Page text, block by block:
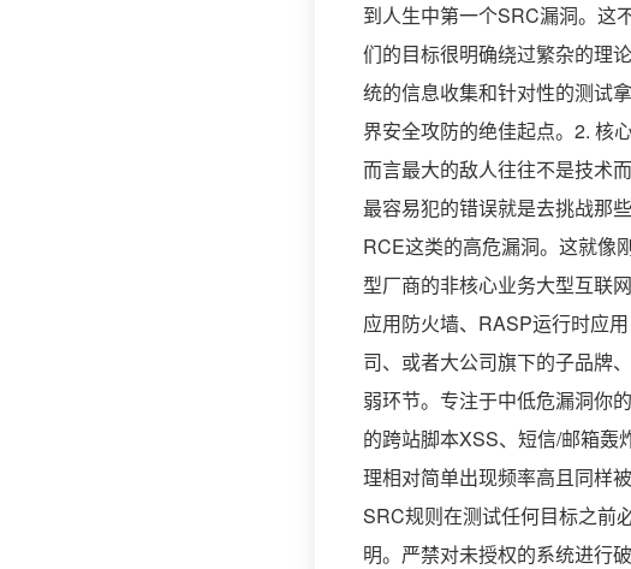
到人生中第一个SRC漏洞。这
们的目标很明确绕过繁杂的理
统的信息收集和针对性的测试
界安全攻防的绝佳起点。2. 核
而言最大的敌人往往不是技术
最容易犯的错误就是去挑战那
RCE这类的高危漏洞。这就像
型厂商的非核心业务大型互联
应用防火墙、RASP运行时应
司、或者大公司旗下的子品牌
弱环节。专注于中低危漏洞你
的跨站脚本XSS、短信/邮箱轰
理相对简单出现频率高且同样
SRC规则在测试任何目标之前
明。严禁对未授权的系统进行